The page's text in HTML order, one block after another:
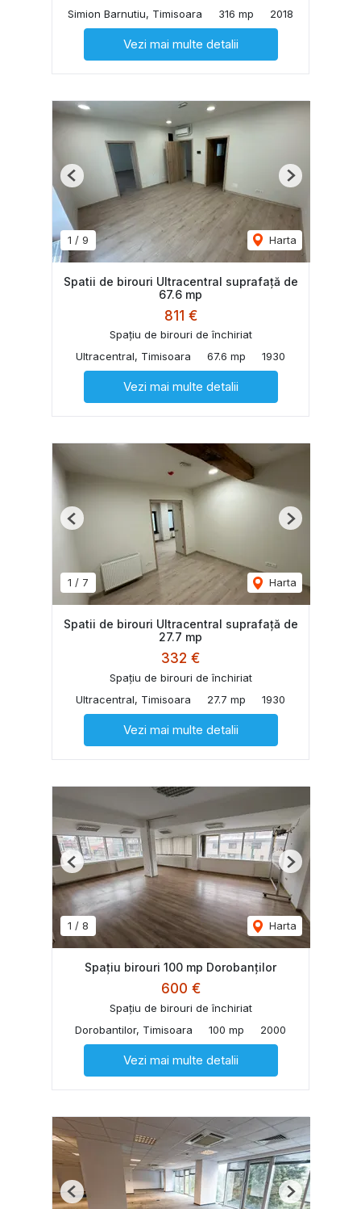
Simion Barnutiu, Timisoara
316 mp 2018
Vezi mai multe detalii
1 / 9 Harta
Previous Next
Spatii de birouri Ultracentral suprafață de
67.6 mp
811 €
Spațiu de birouri de închiriat
Ultracentral, Timisoara
67.6 mp 1930
Vezi mai multe detalii
1 / 7 Harta
Previous Next
Spatii de birouri Ultracentral suprafață de
27.7 mp
332 €
Spațiu de birouri de închiriat
Ultracentral, Timisoara
27.7 mp 1930
Vezi mai multe detalii
1 / 8 Harta
Previous Next
Spațiu birouri 100 mp Dorobanților
600 €
Spațiu de birouri de închiriat
Dorobantilor, Timisoara
100 mp 2000
Vezi mai multe detalii
Previous Next